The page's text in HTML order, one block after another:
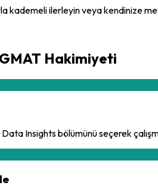
kademeli ilerleyin veya kendinize
Hakimiyeti
Insights bölümünü seçerek